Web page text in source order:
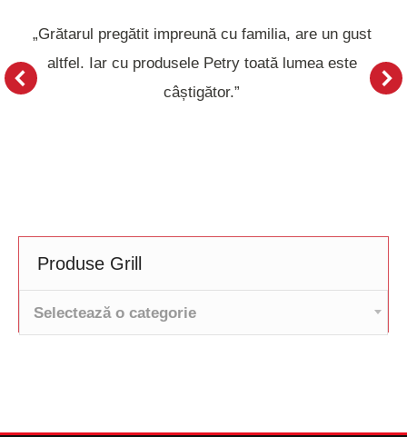
„Grătarul pregătit impreună cu familia, are un gust
altfel. Iar cu produsele Petry toată lumea este
câștigător.”
Produse Grill
Selectează o categorie